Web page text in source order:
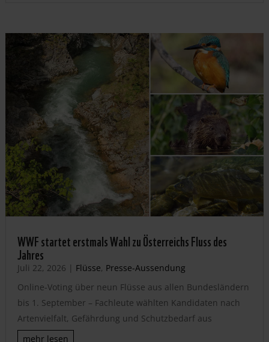
WWF startet erstmals Wahl zu Österreichs Fluss des
Jahres
Juli 22, 2026 | Flüsse, Presse-Aussendung
Online-Voting über neun Flüsse aus allen Bundesländern
bis 1. September – Fachleute wählten Kandidaten nach
Artenvielfalt, Gefährdung und Schutzbedarf aus
mehr lesen